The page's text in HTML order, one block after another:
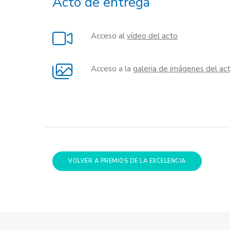
Acceso al vídeo del acto
Acceso a la galeria de imágenes del
VOLVER A PREMIOS DE LA EXCELENCIA